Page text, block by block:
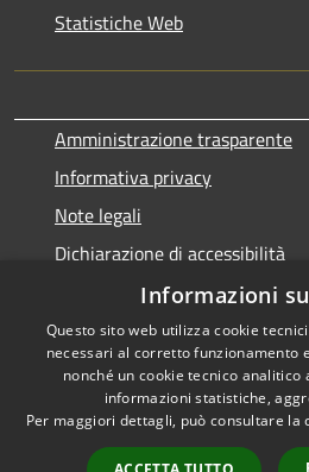
Statistiche Web
Amministrazione trasparente
Informativa privacy
Note legali
Dichiarazione di accessibilità
Accessibilità
Privacy
Informazioni
Questo sito web utilizza cookie
necessari al corretto funzionamento
nonché un cookie tecnico
informazioni statistiche,
Per maggiori dettagli, può consultare la